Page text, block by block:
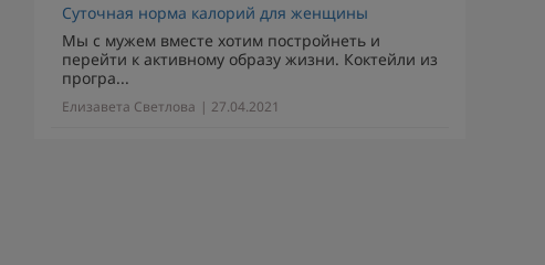
Суточная норма калорий для женщины
Мы с мужем вместе хотим постройнеть и
перейти к активному образу жизни. Коктейли из
програ...
Елизавета Светлова | 27.04.2021